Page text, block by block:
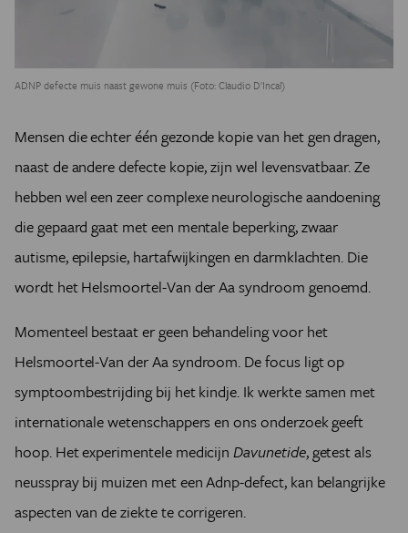
ADNP defecte muis naast gewone muis (Foto: Claudio D'Incal)
Mensen die echter één gezonde kopie van het gen dragen,
naast de andere defecte kopie, zijn wel levensvatbaar. Ze
hebben wel een zeer complexe neurologische aandoening
die gepaard gaat met een mentale beperking, zwaar
autisme, epilepsie, hartafwijkingen en darmklachten. Die
wordt het Helsmoortel-Van der Aa syndroom genoemd.
Momenteel bestaat er geen behandeling voor het
Helsmoortel-Van der Aa syndroom. De focus ligt op
symptoombestrijding bij het kindje. Ik werkte samen met
internationale wetenschappers en ons onderzoek geeft
hoop. Het experimentele medicijnDavunetide, getest als
neusspray bij muizen met een Adnp-defect, kan belangrijke
aspecten van de ziekte te corrigeren.